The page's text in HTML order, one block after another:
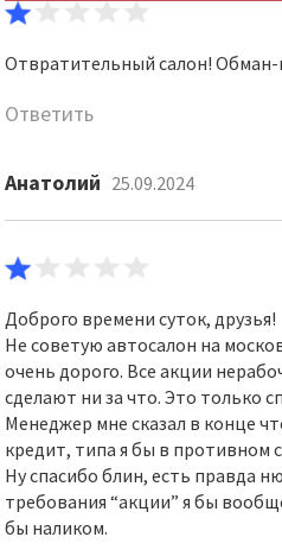
Отвратительный салон!
Ответить
Анатолий 25.09.2024
Доброго времени суток, друзья!
Не советую автосалон на
очень дорого. Все акции
сделают ни за что. Это только
Менеджер мне сказал в конце
кредит, типа я бы в противном
Ну спасибо блин, есть правда
требования “акции” я бы
бы наликом.